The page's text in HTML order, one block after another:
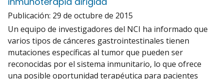
Publicación: 29 de octubre de 2015
Un equipo de investigadores del NCI ha informado que
varios tipos de cánceres gastrointestinales tienen
mutaciones específicas al tumor que pueden ser
reconocidas por el sistema inmunitario, lo que ofrece
una posible oportunidad terapéutica para pacientes